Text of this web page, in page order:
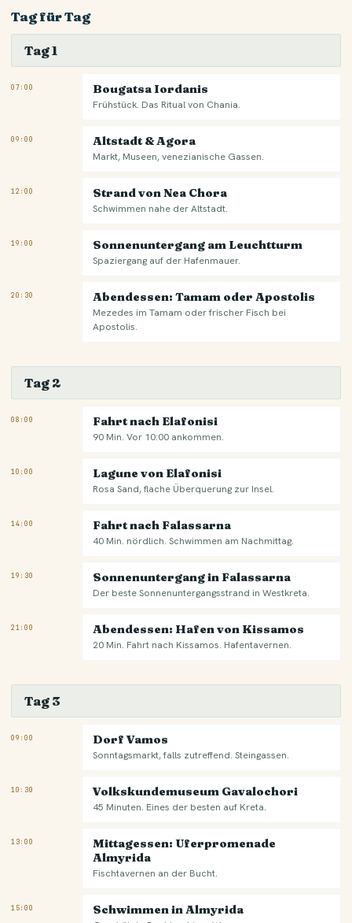
Tag für Tag
Tag 1
07:00 Bougatsa Iordanis
Frühstück. Das Ritual von Chania.
09:00 Altstadt & Agora
Markt, Museen, venezianische Gassen.
12:00 Strand von Nea Chora
Schwimmen nahe der Altstadt.
19:00 Sonnenuntergang am Leuchtturm
Spaziergang auf der Hafenmauer.
20:30 Abendessen: Tamam oder Apostolis
Mezedes im Tamam oder frischer Fisch bei
Apostolis.
Tag 2
08:00 Fahrt nach Elafonisi
90 Min. Vor 10:00 ankommen.
10:00 Lagune von Elafonisi
Rosa Sand, flache Überquerung zur Insel.
14:00 Fahrt nach Falassarna
40 Min. nördlich. Schwimmen am Nachmittag.
19:30 Sonnenuntergang in Falassarna
Der beste Sonnenuntergangsstrand in Westkreta.
21:00 Abendessen: Hafen von Kissamos
20 Min. Fahrt nach Kissamos. Hafentavernen.
Tag 3
09:00 Dorf Vamos
Sonntagsmarkt, falls zutreffend. Steingassen.
10:30 Volkskundemuseum Gavalochori
45 Minuten. Eines der besten auf Kreta.
13:00
Mittagessen: Uferpromenade
Almyrida
Fischtavernen an der Bucht.
15:00 Schwimmen in Almyrida